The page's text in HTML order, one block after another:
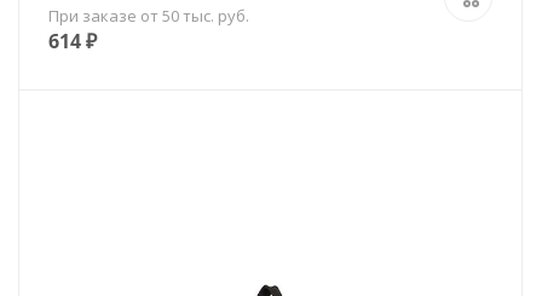
При заказе от 50 тыс. руб.
614₽